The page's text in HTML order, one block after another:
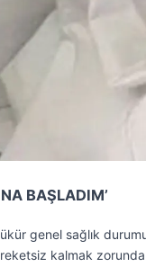
BAŞLADIM’
şükür genel sağlık
kalmak